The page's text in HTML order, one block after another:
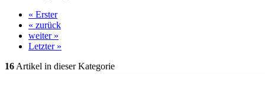
« Erster
« zurück
weiter »
Letzter »
16 Artikel in dieser Kategorie